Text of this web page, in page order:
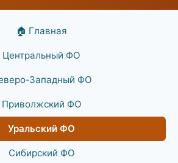
🏠 Главная
Центральный ФО
Западный ФО
Приволжский ФО
Уральский ФО
Сибирский ФО